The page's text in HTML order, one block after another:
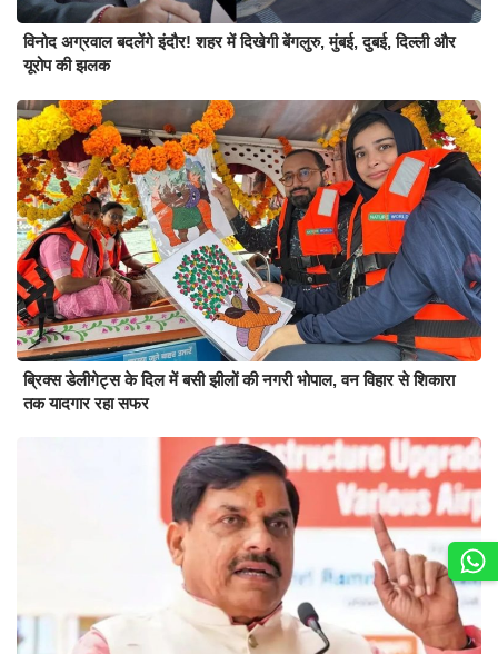
विनोद अग्रवाल बदलेंगे इंदौर! शहर में दिखेगी बेंगलुरु, मुंबई, दुबई, दिल्ली और
यूरोप की झलक
ब्रिक्स डेलीगेट्स के दिल में बसी झीलों की नगरी भोपाल, वन विहार से शिकारा
तक यादगार रहा सफर